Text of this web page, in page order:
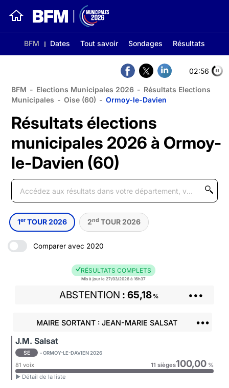
BFM Dates Tout savoir Sondages Résultats
02:56
BFM - Elections Municipales 2026 - Résultats Elections
Municipales - Oise (60) - Ormoy-le-Davien
Résultats élections
municipales 2026 à Ormoy-
le-Davien (60)
1er TOUR 2026 2nd TOUR 2026
Comparer avec 2020
RÉSULTATS COMPLETS
Mis à jour le 27/03/2026 à 16h37
ABSTENTION 65,18 % •••
MAIRE SORTANT : JEAN-MARIE SALSAT •••
J.M. Salsat
SE - ORMOY-LE-DAVIEN 2026
81 voix 11 sièges100,00%
► Détail de la liste